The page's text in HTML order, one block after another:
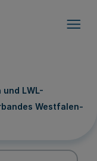
LWL-
Westfalen-